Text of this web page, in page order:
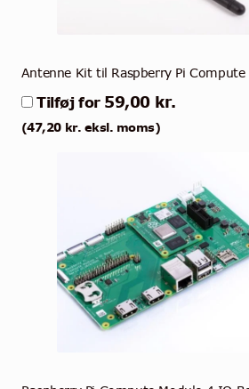
Antenne Kit til Raspberry Pi Compute
Tilføj for 59,00 kr.
(47,20 kr. eksl. moms)